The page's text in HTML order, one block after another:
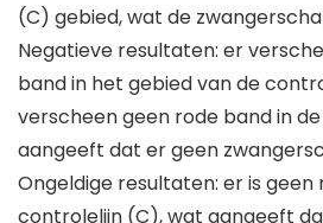
(C) gebied, wat de
Negatieve resultaten: er
band in het gebied van de
verscheen geen rode band in
aangeeft dat er geen
Ongeldige resultaten: er is geen
controlelijn (C), wat aangeeft